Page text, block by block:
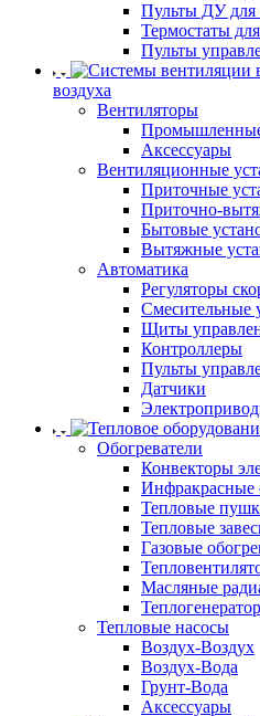
Пульты ДУ для
Термостаты
Пульты
воздуха
Вентиляторы
Аксессуары
Вентиляционные
Приточные
Приточно-
Бытовые
Вытяжные
Автоматика
Регуляторы
Смесительные
Щиты
Контроллеры
Пульты
Датчики
Обогреватели
Конвекторы
Инфракрасные
Тепловые
Тепловые
Газовые
Масляные
Тепловые насосы
Воздух-Воздух
Воздух-Вода
Грунт-Вода
Аксессуары